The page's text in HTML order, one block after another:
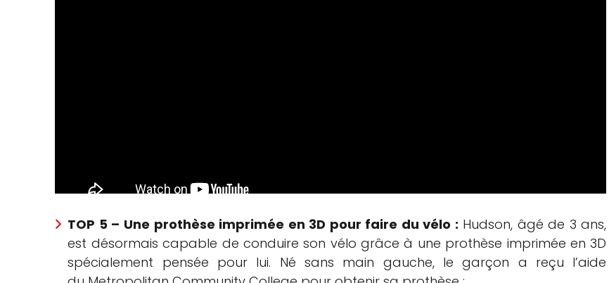
TOP 5 – Une prothèse imprimée en 3D pour faire du vélo : Hudson, âgé de 3 ans,
est désormais capable de conduire son vélo grâce à une prothèse imprimée en 3D
spécialement pensée pour lui. Né sans main gauche, le garçon a reçu l’aide